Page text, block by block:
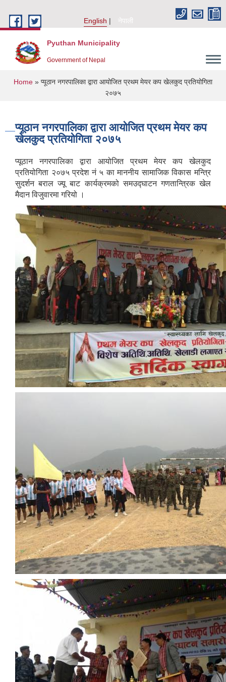
English
नेपाली
Pyuthan Municipality
Government of Nepal
You are here
Home » प्यूठान नगरपालिका द्वारा आयोजित प्रथम मेयर कप खेलकुद प्रतियोगिता
२०७५
प्यूठान नगरपालिका द्वारा आयोजित प्रथम मेयर कप
खेलकुद प्रतियोगिता २०७५
प्यूठान नगरपालिका द्वारा आयोजित प्रथम मेयर कप खेलकुद
प्रतियोगिता २०७५ प्रदेश नं ५ का माननीय सामाजिक विकास मन्त्रि
सुदर्शन बराल ज्यू बाट कार्यक्रमको समउद्घाटन गणतान्त्रिक खेल
मैदान विजुवारमा गरियो ।